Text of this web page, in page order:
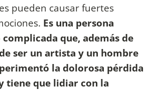
pueden causar fuertes
Es una persona
que, además de
ser un artista y un hombre
la dolorosa pérdida
tiene que lidiar con la